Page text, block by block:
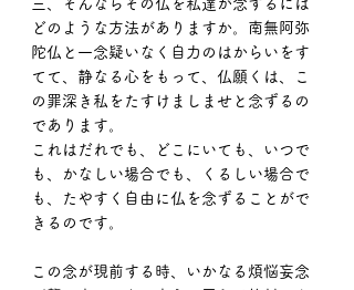
三、そんならその仏を私達が念ずるには
どのような方法がありますか。南無阿弥
陀仏と一念疑いなく自力のはからいをす
てて、静なる心をもって、仏願くは、こ
の罪深き私をたすけましませと念ずるの
であります。
これはだれでも、どこにいても、いつで
も、かなしい場合でも、くるしい場合で
も、たやすく自由に仏を念ずることがで
きるのです。
この念が現前する時、いかなる煩悩妄念